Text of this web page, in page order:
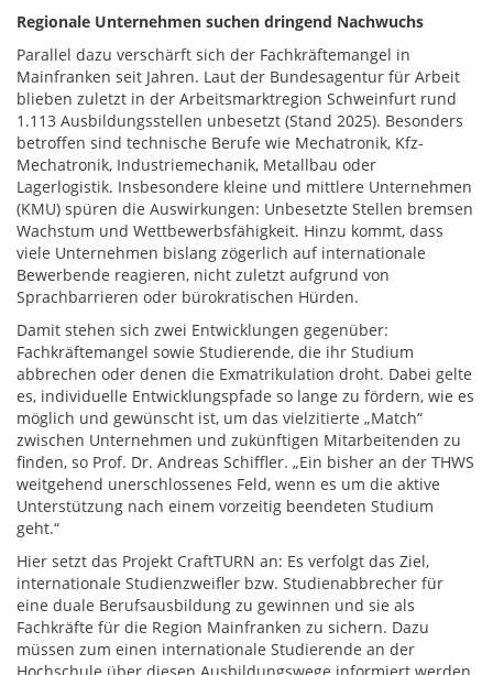
Regionale Unternehmen suchen dringend Nachwuchs
Parallel dazu verschärft sich der Fachkräftemangel in
Mainfranken seit Jahren. Laut der Bundesagentur für Arbeit
blieben zuletzt in der Arbeitsmarktregion Schweinfurt rund
1.113 Ausbildungsstellen unbesetzt (Stand 2025). Besonders
betroffen sind technische Berufe wie Mechatronik, Kfz-
Mechatronik, Industriemechanik, Metallbau oder
Lagerlogistik. Insbesondere kleine und mittlere Unternehmen
(KMU) spüren die Auswirkungen: Unbesetzte Stellen bremsen
Wachstum und Wettbewerbsfähigkeit. Hinzu kommt, dass
viele Unternehmen bislang zögerlich auf internationale
Bewerbende reagieren, nicht zuletzt aufgrund von
Sprachbarrieren oder bürokratischen Hürden.
Damit stehen sich zwei Entwicklungen gegenüber:
Fachkräftemangel sowie Studierende, die ihr Studium
abbrechen oder denen die Exmatrikulation droht. Dabei gelte
es, individuelle Entwicklungspfade so lange zu fördern, wie es
möglich und gewünscht ist, um das vielzitierte „Match“
zwischen Unternehmen und zukünftigen Mitarbeitenden zu
finden, so Prof. Dr. Andreas Schiffler. „Ein bisher an der THWS
weitgehend unerschlossenes Feld, wenn es um die aktive
Unterstützung nach einem vorzeitig beendeten Studium
geht.“
Hier setzt das Projekt CraftTURN an: Es verfolgt das Ziel,
internationale Studienzweifler bzw. Studienabbrecher für
eine duale Berufsausbildung zu gewinnen und sie als
Fachkräfte für die Region Mainfranken zu sichern. Dazu
müssen zum einen internationale Studierende an der